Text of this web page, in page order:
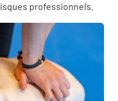
professionnels.